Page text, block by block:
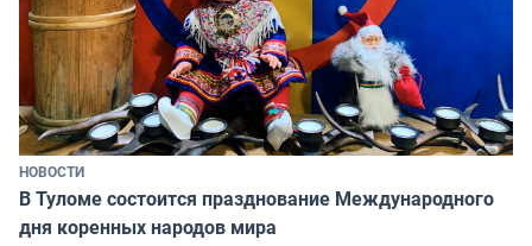
НОВОСТИ
В Туломе состоится празднование Международного
дня коренных народов мира